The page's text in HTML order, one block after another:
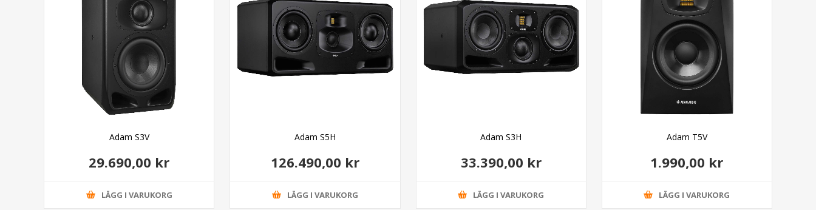
Adam S3V
29.690,00 kr
LÄGG I VARUKORG
Adam S5H
126.490,00 kr
LÄGG I VARUKORG
Adam S3H
33.390,00 kr
LÄGG I VARUKORG
Adam T5V
1.990,00 kr
LÄGG I VARUKORG